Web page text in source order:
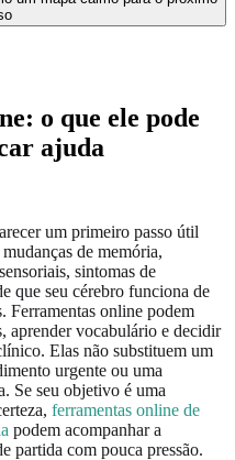
o que ele pode
ajuda
um primeiro passo útil
de memória,
sintomas de
que seu cérebro funciona de
Ferramentas online podem
aprender vocabulário e decidir
Elas não substituem um
urgente ou uma
Se seu objetivo é uma
ferramentas online de
podem acompanhar a
partida com pouca pressão.